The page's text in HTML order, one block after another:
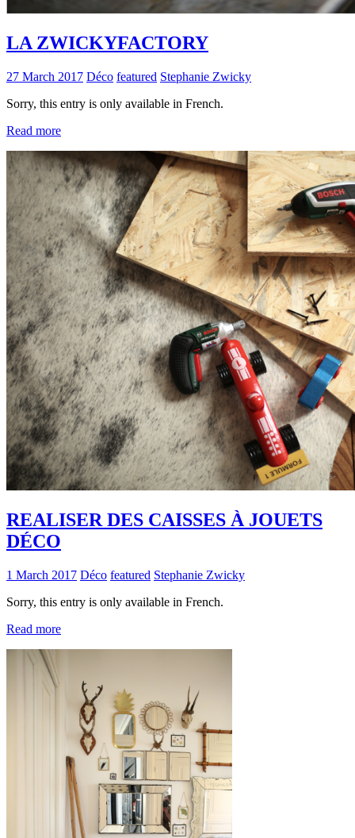
LA ZWICKYFACTORY
27 March 2017 Déco featured Stephanie Zwicky
Sorry, this entry is only available in French.
Read more
REALISER DES CAISSES À JOUETS
DÉCO
1 March 2017 Déco featured Stephanie Zwicky
Sorry, this entry is only available in French.
Read more